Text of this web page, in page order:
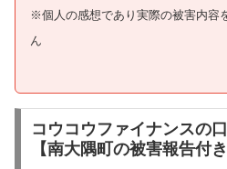
※個人の感想であり実際の被害内容
ん
コウコウファイナンスの
【南大隅町の被害報告付き